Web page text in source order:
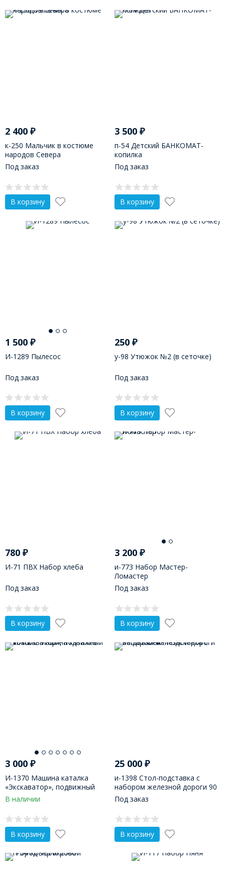
2 400 ₽
к-250 Мальчик в костюме
народов Севера
Под заказ
В корзину
3 500₽
п-54 Детский БАНКОМАТ-
копилка
Под заказ
В корзину
1 500 ₽
И-1289 Пылесос
Под заказ
В корзину
250₽
у-98 Утюжок №2 (в сеточке)
Под заказ
В корзину
780 ₽
И-71 ПВХ Набор хлеба
Под заказ
В корзину
3 200₽
и-773 Набор Мастер-
Ломастер
Под заказ
В корзину
3 000 ₽
И-1370 ​Машина каталка
«Экскаватор», подвижный
ковш
В наличии
В корзину
25 000₽
и-1398 Стол-подставка с
набором железной дороги 90
деталей
Под заказ
В корзину